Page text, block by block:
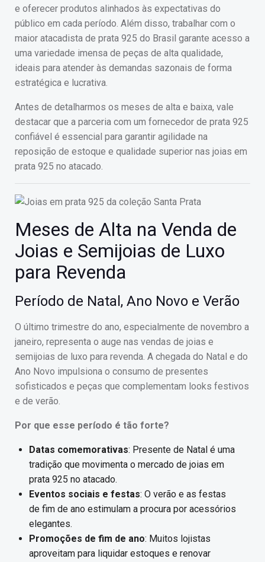
e oferecer produtos alinhados às expectativas do
público em cada período. Além disso, trabalhar com o
maior atacadista de prata 925 do Brasil garante acesso a
uma variedade imensa de peças de alta qualidade,
ideais para atender às demandas sazonais de forma
estratégica e lucrativa.
Antes de detalharmos os meses de alta e baixa, vale
destacar que a parceria com um fornecedor de prata 925
confiável é essencial para garantir agilidade na
reposição de estoque e qualidade superior nas joias em
prata 925 no atacado.
Meses de Alta na Venda de
Joias e Semijoias de Luxo
para Revenda
Período de Natal, Ano Novo e Verão
O último trimestre do ano, especialmente de novembro a
janeiro, representa o auge nas vendas de joias e
semijoias de luxo para revenda. A chegada do Natal e do
Ano Novo impulsiona o consumo de presentes
sofisticados e peças que complementam looks festivos
e de verão.
Por que esse período é tão forte?
Datas comemorativas: Presente de Natal é uma
tradição que movimenta o mercado de joias em
prata 925 no atacado.
Eventos sociais e festas: O verão e as festas
de fim de ano estimulam a procura por acessórios
elegantes.
Promoções de fim de ano: Muitos lojistas
aproveitam para liquidar estoques e renovar